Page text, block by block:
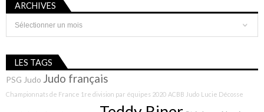
ARCHIVES
Archives
LES TAGS
PSG Judo Judo français
Championnats de France 1re division par équipes 2020 ACBB Judo Lucie Décosse